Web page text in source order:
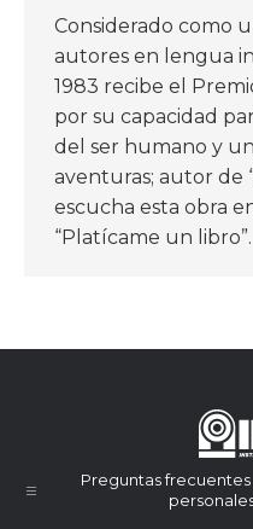
Considerado como
autores en lengua
1983 recibe el
por su capacidad
del ser humano y
aventuras; autor de
escucha esta obra
“Platícame un libro”.
Preguntas frecuentes